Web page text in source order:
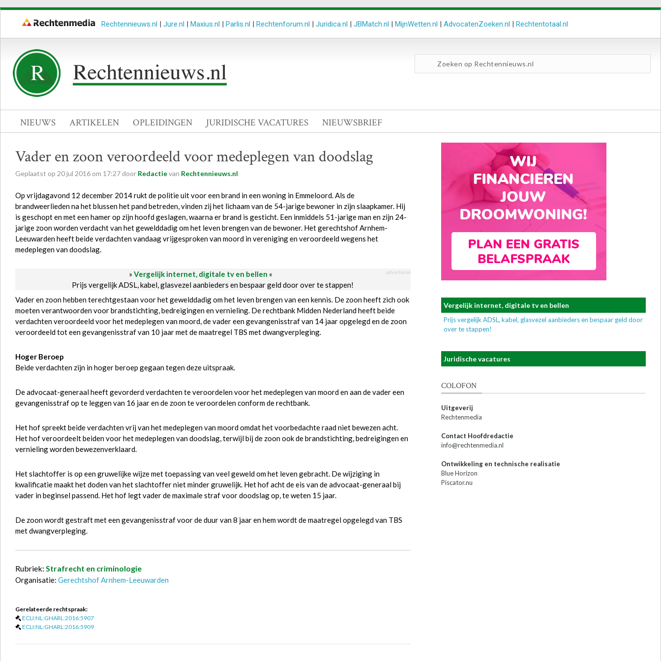
Rechtennieuws.nl | Jure.nl | Maxius.nl | Parlis.nl | Rechtenforum.nl | Juridica.nl | JBMatch.nl | MijnWetten.nl | AdvocatenZoeken.nl | Rechtentotaal.nl
NIEUWS ARTIKELEN OPLEIDINGEN JURIDISCHE VACATURES NIEUWSBRIEF
Vader en zoon veroordeeld voor medeplegen van doodslag
Geplaatst op 20jul 2016 om 17:27 door Redactievan Rechtennieuws.nl
Op vrijdagavond 12 december 2014 rukt de politie uit voor een brand in een woning in Emmeloord. Als de
brandweerlieden na het blussen het pand betreden, vinden zij het lichaam van de 54-jarige bewoner in zijn slaapkamer. Hij
is geschopt en met een hamer op zijn hoofd geslagen, waarna er brand is gesticht. Een inmiddels 51-jarige man en zijn 24-
jarige zoon worden verdacht van het gewelddadig om het leven brengen van de bewoner. Het gerechtshof Arnhem-
Leeuwarden heeft beide verdachten vandaag vrijgesproken van moord in vereniging en veroordeeld wegens het
medeplegen van doodslag.
» Vergelijk internet, digitale tv en bellen « advertorial
Prijs vergelijk ADSL, kabel, glasvezel aanbieders en bespaar geld door over te stappen!
Vader en zoon hebben terechtgestaan voor het gewelddadig om het leven brengen van een kennis. De zoon heeft zich ook
moeten verantwoorden voor brandstichting, bedreigingen en vernieling. De rechtbank Midden Nederland heeft beide
verdachten veroordeeld voor het medeplegen van moord, de vader een gevangenisstraf van 14 jaar opgelegd en de zoon
veroordeeld tot een gevangenisstraf van 10 jaar met de maatregel TBS met dwangverpleging.
Hoger Beroep
Beide verdachten zijn in hoger beroep gegaan tegen deze uitspraak.
De advocaat-generaal heeft gevorderd verdachten te veroordelen voor het medeplegen van moord en aan de vader een
gevangenisstraf op te leggen van 16 jaar en de zoon te veroordelen conform de rechtbank.
Het hof spreekt beide verdachten vrij van het medeplegen van moord omdat het voorbedachte raad niet bewezen acht.
Het hof veroordeelt beiden voor het medeplegen van doodslag, terwijl bij de zoon ook de brandstichting, bedreigingen en
vernieling worden bewezenverklaard.
Het slachtoffer is op een gruwelijke wijze met toepassing van veel geweld om het leven gebracht. De wijziging in
kwalificatie maakt het doden van het slachtoffer niet minder gruwelijk. Het hof acht de eis van de advocaat-generaal bij
vader in beginsel passend. Het hof legt vader de maximale straf voor doodslag op, te weten 15 jaar.
De zoon wordt gestraft met een gevangenisstraf voor de duur van 8 jaar en hem wordt de maatregel opgelegd van TBS
met dwangverpleging.
Rubriek: Strafrecht en criminologie
Organisatie: Gerechtshof Arnhem-Leeuwarden
Gerelateerde rechtspraak:
ECLI:NL:GHARL:2016:5907
ECLI:NL:GHARL:2016:5909
Vergelijk internet, digitale tv en bellen
Prijs vergelijk ADSL, kabel, glasvezel aanbieders en bespaar geld door
over te stappen!
Juridische vacatures
COLOFON
Uitgeverij
Rechtenmedia
Contact Hoofdredactie
info@rechtenmedia.nl
Ontwikkeling en technische realisatie
Blue Horizon
Piscator.nu